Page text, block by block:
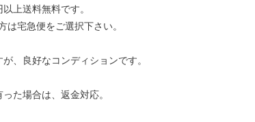
上送料無料です。
宅急便をご選択下さい。
、良好なコンディションです。
た場合は、返金対応。